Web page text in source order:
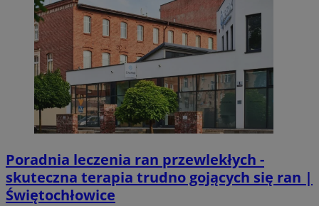
Poradnia leczenia ran przewlekłych -
skuteczna terapia trudno gojących się ran |
Świętochłowice